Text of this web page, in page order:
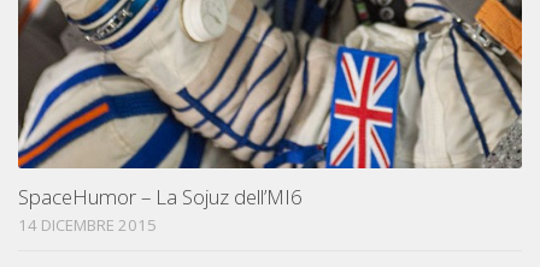
SpaceHumor – La Sojuz dell’MI6
14 DICEMBRE 2015